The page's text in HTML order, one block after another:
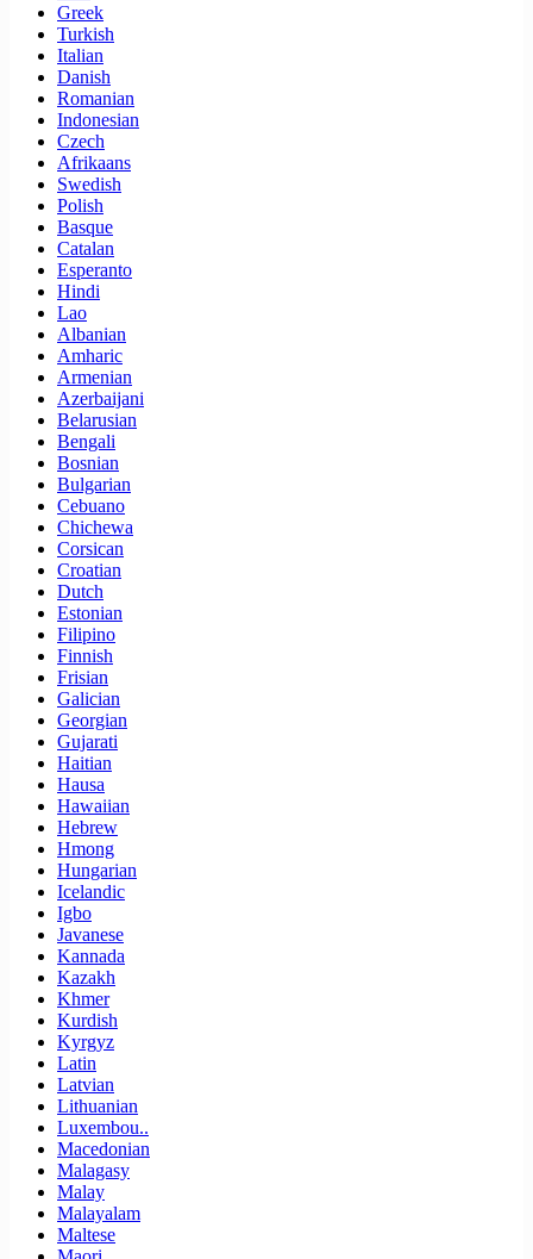
Greek
Turkish
Italian
Danish
Romanian
Indonesian
Czech
Afrikaans
Swedish
Polish
Basque
Catalan
Esperanto
Hindi
Lao
Albanian
Amharic
Armenian
Azerbaijani
Belarusian
Bengali
Bosnian
Bulgarian
Cebuano
Chichewa
Corsican
Croatian
Dutch
Estonian
Filipino
Finnish
Frisian
Galician
Georgian
Gujarati
Haitian
Hausa
Hawaiian
Hebrew
Hmong
Hungarian
Icelandic
Igbo
Javanese
Kannada
Kazakh
Khmer
Kurdish
Kyrgyz
Latin
Latvian
Lithuanian
Luxembou..
Macedonian
Malagasy
Malay
Malayalam
Maltese